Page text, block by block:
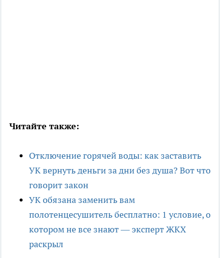
Читайте также:
Отключение горячей воды: как заставить
УК вернуть деньги за дни без душа? Вот что
говорит закон
УК обязана заменить вам
полотенцесушитель бесплатно: 1 условие, о
котором не все знают — эксперт ЖКХ
раскрыл